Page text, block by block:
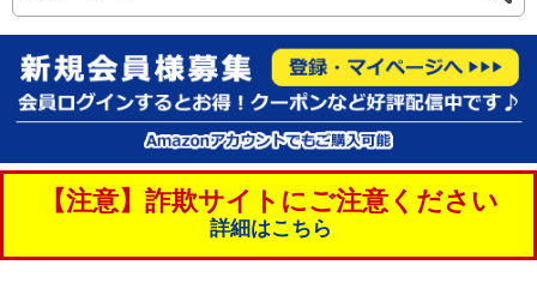
【注意】詐欺サイトにご注意ください
詳細はこちら